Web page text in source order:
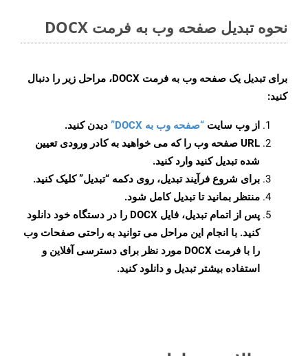
نحوه تبدیل صفحه وب به فرمت DOCX
برای تبدیل یک صفحه وب به فرمت DOCX، مراحل زیر را دنبال
کنید:
از وب سایت “صفحه وب به DOCX”
دیدن کنید.
URL صفحه وب را که می خواهید به کادر ورودی تعیین
شده تبدیل کنید وارد کنید.
برای شروع فرآیند تبدیل، روی دکمه “تبدیل” کلیک کنید.
منتظر بمانید تا تبدیل کامل شود.
پس از اتمام تبدیل، فایل DOCX را در دستگاه خود دانلود
کنید. با انجام این مراحل می توانید به راحتی صفحات وب
را با فرمت DOCX مورد نظر برای دسترسی آفلاین و
استفاده بیشتر تبدیل و دانلود کنید.